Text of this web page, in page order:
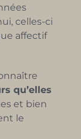
celles-ci
affectif
qu’elles
et bien
le